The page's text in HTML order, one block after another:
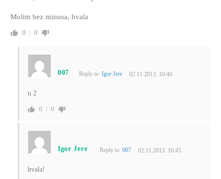
Molim bez minusa, hvala
0 0
007 Reply toIgor Jere 02.11.2013. 10:40
u 2
0 0
Igor Jere Reply to007 02.11.2013. 10:45
hvala!